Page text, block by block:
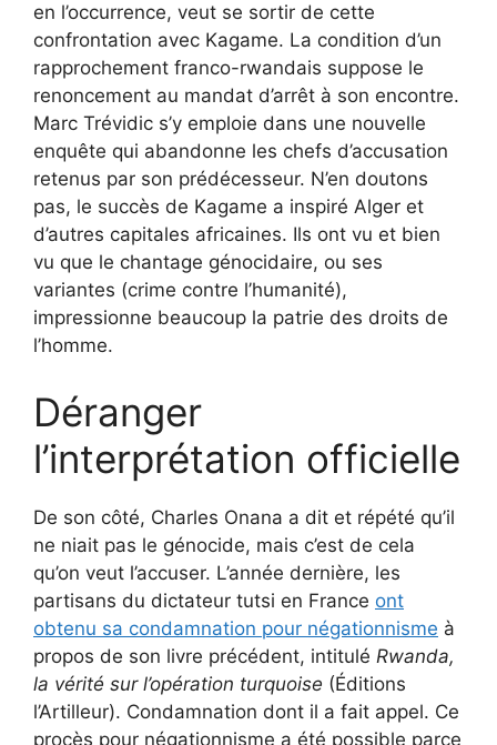
en l’occurrence, veut se sortir de cette
confrontation avec Kagame. La condition d’un
rapprochement franco-rwandais suppose le
renoncement au mandat d’arrêt à son encontre.
Marc Trévidic s’y emploie dans une nouvelle
enquête qui abandonne les chefs d’accusation
retenus par son prédécesseur. N’en doutons
pas, le succès de Kagame a inspiré Alger et
d’autres capitales africaines. Ils ont vu et bien
vu que le chantage génocidaire, ou ses
variantes (crime contre l’humanité),
impressionne beaucoup la patrie des droits de
l’homme.
Déranger
l’interprétation officielle
De son côté, Charles Onana a dit et répété qu’il
ne niait pas le génocide, mais c’est de cela
qu’on veut l’accuser. L’année dernière, les
partisans du dictateur tutsi en France ont
obtenu sa condamnation pour négationnisme à
propos de son livre précédent, intitulé Rwanda,
la vérité sur l’opération turquoise (Éditions
l’Artilleur). Condamnation dont il a fait appel. Ce
procès pour négationnisme a été possible parce